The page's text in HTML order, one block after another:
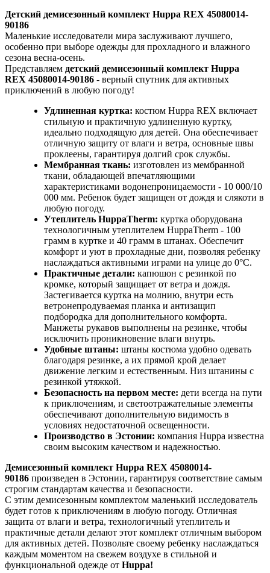
Детский демисезонный комплект Huppa REX 45080014-
90186
Маленькие исследователи мира заслуживают лучшего,
особенно при выборе одежды для прохладного и влажного
сезона весна-осень.
Представляем детский демисезонный комплект Huppa
REX 45080014-90186 - верный спутник для активных
приключений в любую погоду!
Удлиненная куртка: костюм Huppa REX включает
стильную и практичную удлиненную куртку,
идеально подходящую для детей. Она обеспечивает
отличную защиту от влаги и ветра, основные швы
проклеены, гарантируя долгий срок службы.
Мембранная ткань: изготовлен из мембранной
ткани, обладающей впечатляющими
характеристиками водонепроницаемости - 10 000/10
000 мм. Ребенок будет защищен от дождя и слякоти в
любую погоду.
Утеплитель HuppaTherm: куртка оборудована
технологичным утеплителем HuppaTherm - 100
грамм в куртке и 40 грамм в штанах. Обеспечит
комфорт и уют в прохладные дни, позволяя ребенку
наслаждаться активными играми на улице до 0°C.
Практичные детали: капюшон с резинкой по
кромке, который защищает от ветра и дождя.
Застегивается куртка на молнию, внутри есть
ветронепродуваемая планка и антизащип
подбородка для дополнительного комфорта.
Манжеты рукавов выполнены на резинке, чтобы
исключить проникновение влаги внутрь.
Удобные штаны: штаны костюма удобно одевать
благодаря резинке, а их прямой крой делает
движение легким и естественным. Низ штанины с
резинкой утяжкой.
Безопасность на первом месте: дети всегда на пути
к приключениям, и светоотражательные элементы
обеспечивают дополнительную видимость в
условиях недостаточной освещенности.
Производство в Эстонии: компания Huppa известна
своим высоким качеством и надежностью.
Демисезонный комплект Huppa REX 45080014-
90186 произведен в Эстонии, гарантируя соответствие самым
строгим стандартам качества и безопасности.
С этим демисезонным комплектом маленький исследователь
будет готов к приключениям в любую погоду. Отличная
защита от влаги и ветра, технологичный утеплитель и
практичные детали делают этот комплект отличным выбором
для активных детей. Позвольте своему ребенку наслаждаться
каждым моментом на свежем воздухе в стильной и
функциональной одежде от Huppa!